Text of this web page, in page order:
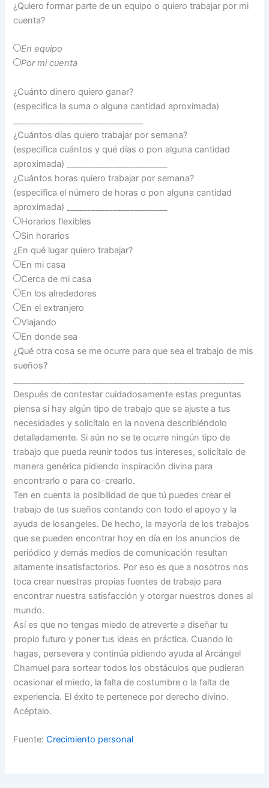
¿Quiero formar parte de un equipo o quiero trabajar por mi
cuenta?
En equipo
Por mi cuenta
¿Cuánto dinero quiero ganar?
(especifica la suma o alguna cantidad aproximada)
¿Cuántos días quiero trabajar por semana?
(especifica cuántos y qué días o pon alguna cantidad
aproximada) ________________________
¿Cuántos horas quiero trabajar por semana?
(especifica el número de horas o pon alguna cantidad
aproximada) ________________________
Horarios flexibles
Sin horarios
¿En qué lugar quiero trabajar?
En mi casa
Cerca de mi casa
En los alrededores
En el extranjero
Viajando
En donde sea
¿Qué otra cosa se me ocurre para que sea el trabajo de mis
sueños?
Después de contestar cuidadosamente estas preguntas
piensa si hay algún tipo de trabajo que se ajuste a tus
necesidades y solicítalo en la novena describiéndolo
detalladamente. Si aún no se te ocurre ningún tipo de
trabajo que pueda reunir todos tus intereses, solicítalo de
manera genérica pidiendo inspiración divina para
encontrarlo o para co-crearlo.
Ten en cuenta la posibilidad de que tú puedes crear el
trabajo de tus sueños contando con todo el apoyo y la
ayuda de losangeles. De hecho, la mayoría de los trabajos
que se pueden encontrar hoy en día en los anuncios de
periódico y demás medios de comunicación resultan
altamente insatisfactorios. Por eso es que a nosotros nos
toca crear nuestras propias fuentes de trabajo para
encontrar nuestra satisfacción y otorgar nuestros dones al
mundo.
Así es que no tengas miedo de atreverte a diseñar tu
propio futuro y poner tus ideas en práctica. Cuando lo
hagas, persevera y continúa pidiendo ayuda al Arcángel
Chamuel para sortear todos los obstáculos que pudieran
ocasionar el miedo, la falta de costumbre o la falta de
experiencia. El éxito te pertenece por derecho divino.
Acéptalo.
Fuente:Crecimiento personal